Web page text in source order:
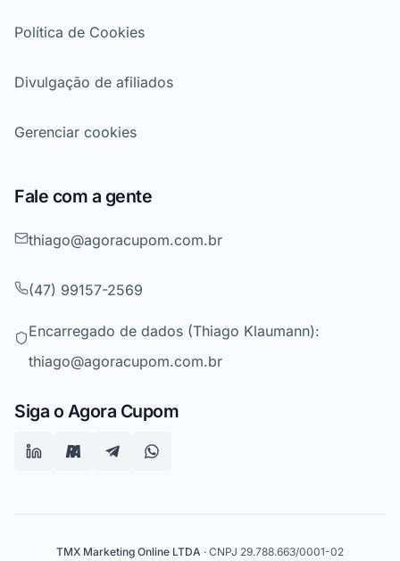
Política de Cookies
Divulgação de afiliados
Gerenciar cookies
Fale com a gente
thiago@agoracupom.com.br
(47) 99157-2569
Encarregado de dados (Thiago Klaumann):
thiago@agoracupom.com.br
Siga o Agora Cupom
TMX Marketing Online LTDA · CNPJ 29.788.663/0001-02